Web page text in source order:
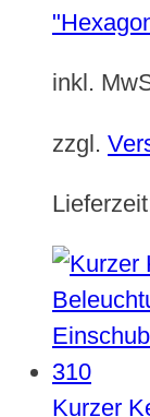
inkl.
zzgl.
Kurzer